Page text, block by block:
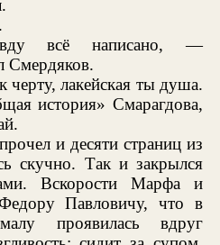
всё написано, —
Смердяков.
лакейская ты душа.
история» Смарагдова,
и десяти страниц из
скучно. Так и закрылся
Вскорости Марфа и
Павловичу, что в
проявилась вдруг